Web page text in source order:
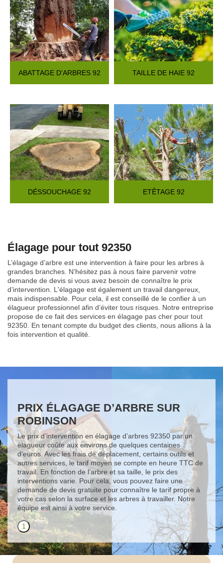
ABATTAGE D'ARBRES 92 TAILLE DE HAIE 92
DÉSSOUCHAGE 92 ETÊTAGE 92
Élagage pour tout 92350
L’élagage d’arbre est une intervention à faire pour les arbres à
grandes branches. N’hésitez pas à nous faire parvenir votre
demande de devis si vous avez besoin de connaître le prix
d’intervention. L'élagage est également un travail dangereux,
mais indispensable. Pour cela, il est conseillé de le confier à un
élagueur professionnel afin d’éviter tous risques. Notre entreprise
propose de ce fait des services en élagage pas cher pour tout
92350. En tenant compte du budget des clients, nous allions à la
fois intervention et qualité.
PRIX ÉLAGAGE D’ARBRE SUR
ROBINSON
Le prix d’intervention en élagage d’arbres 92350 par un
élagueur coûte aux environs de quelques centaines
d’euros. Avec les frais de déplacement, certains outils et
autres services, le tarif moyen se compte en heure TTC de
travail. En fonction de l’arbre et sa taille, le prix des
interventions varie. Pour cela, vous pouvez faire une
demande de devis gratuite pour connaître le tarif propre à
votre cas selon la surface et les arbres à travailler. Notre
équipe est ainsi à votre service.
1